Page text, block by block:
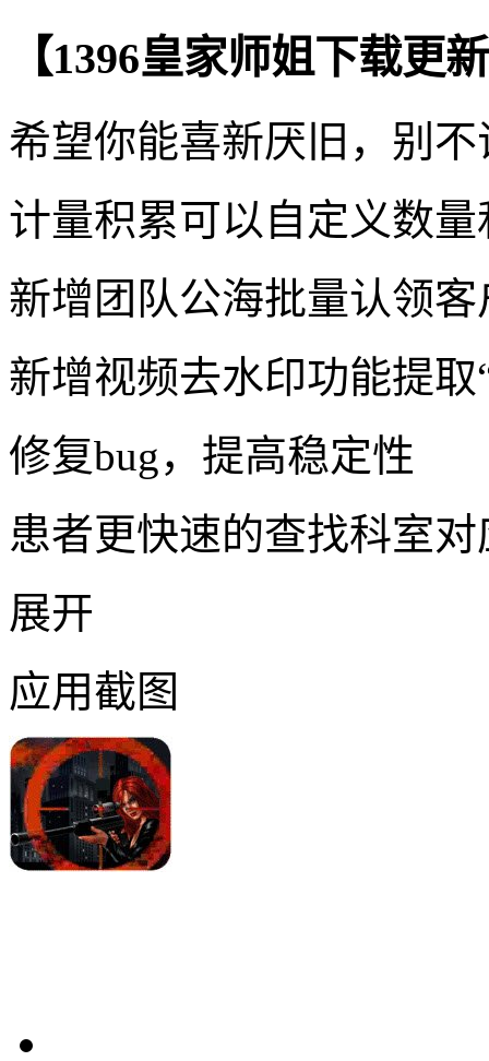
【1396皇家师姐下载更
希望你能喜新厌旧，别
计量积累可以自定义数
新增团队公海批量认领
新增视频去水印功能提
修复bug，提高稳定性
患者更快速的查找科室
展开
应用截图